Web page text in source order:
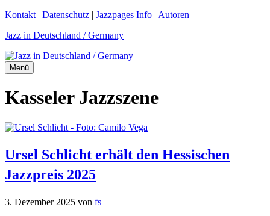
Zum
springen
Kontakt | Datenschutz | Jazzpages Info | Autoren
Jazz in Deutschland / Germany
Menü
Kasseler Jazzszene
Ursel Schlicht erhält den Hessischen
Jazzpreis 2025
3. Dezember 2025 von fs